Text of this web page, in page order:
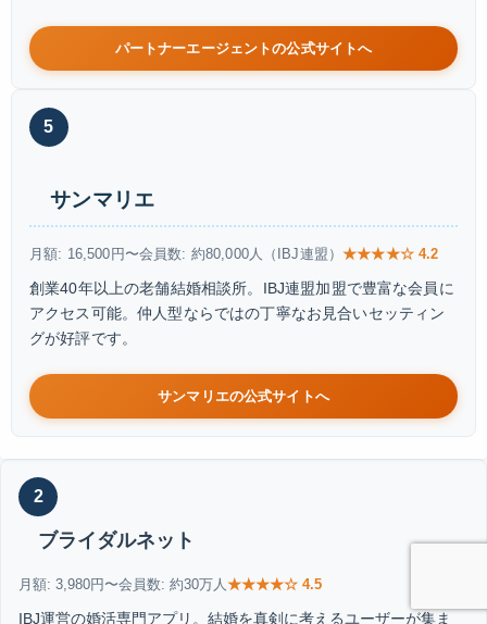
パートナーエージェントの公式サイトへ
5
サンマリエ
月額: 16,500円〜会員数: 約80,000人（IBJ連盟）★★★★☆ 4.2
創業40年以上の老舗結婚相談所。IBJ連盟加盟で豊富な会員に
アクセス可能。仲人型ならではの丁寧なお見合いセッティン
グが好評です。
サンマリエの公式サイトへ
2
ブライダルネット
月額: 3,980円〜会員数: 約30万人★★★★☆ 4.5
IBJ運営の婚活専門アプリ。結婚を真剣に考えるユーザーが集ま